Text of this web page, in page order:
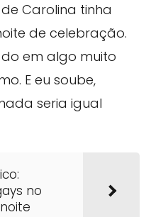
Carolina tinha
de celebração.
em algo muito
E eu soube,
seria igual
no